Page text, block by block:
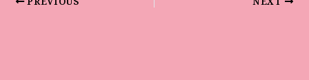
PREVIOUS NEXT